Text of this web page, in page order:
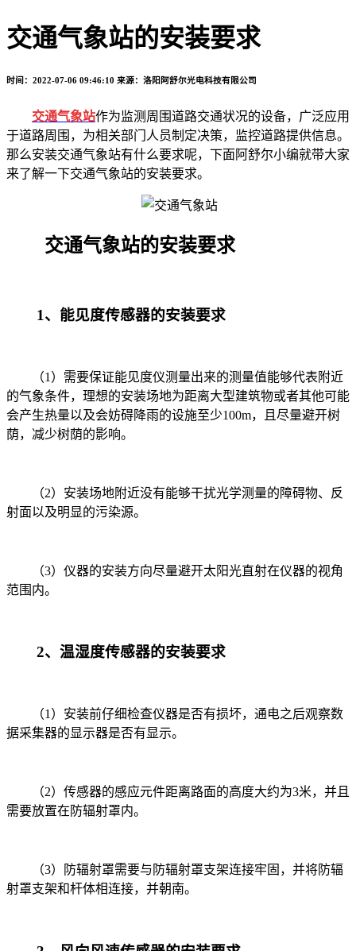
交通气象站的安装要求
时间：2022-07-06 09:46:10 来源：洛阳阿舒尔光电科技有限公司
交通气象站作为监测周围道路交通状况的设备，广泛应用
于道路周围，为相关部门人员制定决策，监控道路提供信息。
那么安装交通气象站有什么要求呢，下面阿舒尔小编就带大家
来了解一下交通气象站的安装要求。
交通气象站的安装要求
1、能见度传感器的安装要求
（1 ）需要保证能见度仪测量出来的测量值能够代表附近
的气象条件，理想的安装场地为距离大型建筑物或者其他可能
会产生热量以及会妨碍降雨的设施至少100m，且尽量避开树
荫，减少树荫的影响。
（2）安装场地附近没有能够干扰光学测量的障碍物、反
射面以及明显的污染源。
（3）仪器的安装方向尽量避开太阳光直射在仪器的视角
范围内。
2、温湿度传感器的安装要求
（1 ）安装前仔细检查仪器是否有损坏，通电之后观察数
据采集器的显示器是否有显示。
（2）传感器的感应元件距离路面的高度大约为3米，并且
需要放置在防辐射罩内。
（3）防辐射罩需要与防辐射罩支架连接牢固，并将防辐
射罩支架和杆体相连接，并朝南。